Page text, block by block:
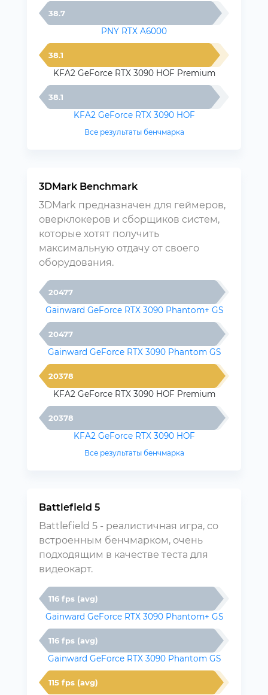
38.7
PNY RTX A6000
38.1
KFA2 GeForce RTX 3090 HOF Premium
38.1
KFA2 GeForce RTX 3090 HOF
Все результаты бенчмарка
3DMark Benchmark
3DMark предназначен для геймеров,
оверклокеров и сборщиков систем,
которые хотят получить
максимальную отдачу от своего
оборудования.
20477
Gainward GeForce RTX 3090 Phantom+ GS
20477
Gainward GeForce RTX 3090 Phantom GS
20378
KFA2 GeForce RTX 3090 HOF Premium
20378
KFA2 GeForce RTX 3090 HOF
Все результаты бенчмарка
Battlefield 5
Battlefield 5 - реалистичная игра, со
встроенным бенчмарком, очень
подходящим в качестве теста для
видеокарт.
116 fps (avg)
Gainward GeForce RTX 3090 Phantom+ GS
116 fps (avg)
Gainward GeForce RTX 3090 Phantom GS
115 fps (avg)